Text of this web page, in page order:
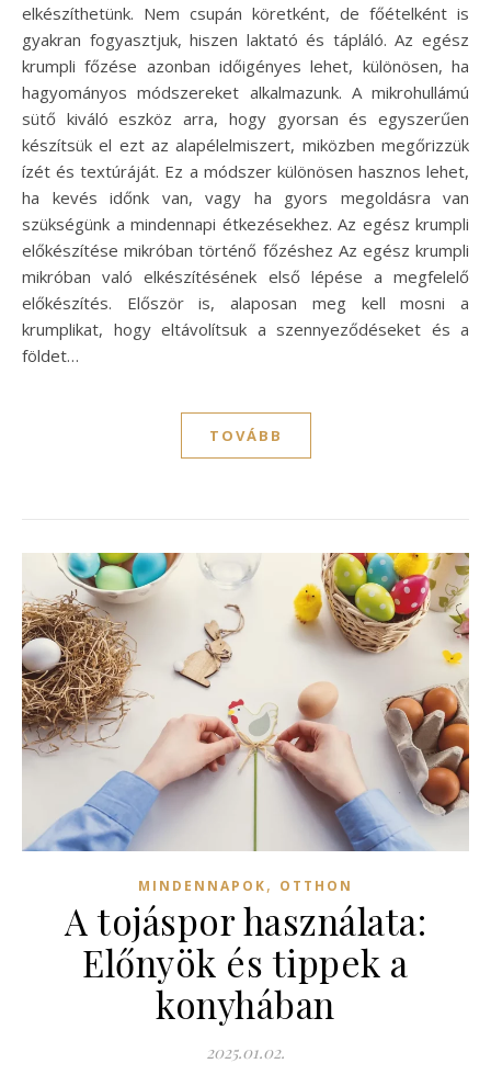
elkészíthetünk. Nem csupán köretként, de főételként is
gyakran fogyasztjuk, hiszen laktató és tápláló. Az egész
krumpli főzése azonban időigényes lehet, különösen, ha
hagyományos módszereket alkalmazunk. A mikrohullámú
sütő kiváló eszköz arra, hogy gyorsan és egyszerűen
készítsük el ezt az alapélelmiszert, miközben megőrizzük
ízét és textúráját. Ez a módszer különösen hasznos lehet,
ha kevés időnk van, vagy ha gyors megoldásra van
szükségünk a mindennapi étkezésekhez. Az egész krumpli
előkészítése mikróban történő főzéshez Az egész krumpli
mikróban való elkészítésének első lépése a megfelelő
előkészítés. Először is, alaposan meg kell mosni a
krumplikat, hogy eltávolítsuk a szennyeződéseket és a
földet…
TOVÁBB
MINDENNAPOK, OTTHON
A tojáspor használata:
Előnyök és tippek a
konyhában
2025.01.02.